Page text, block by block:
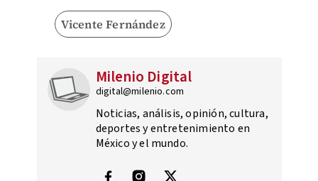
Vicente Fernández
Milenio Digital
digital@milenio.com
Noticias, análisis, opinión, cultura,
deportes y entretenimiento en
México y el mundo.